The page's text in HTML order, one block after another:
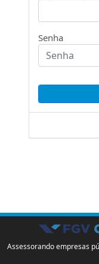
Senha
Assessorando empresas